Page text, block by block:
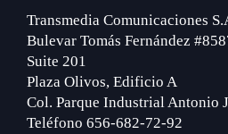
Transmedia Comunicaciones
Bulevar Tomás Fernández
Suite 201
Plaza Olivos, Edificio A
Col. Parque Industrial Antonio
Teléfono 656-682-72-92